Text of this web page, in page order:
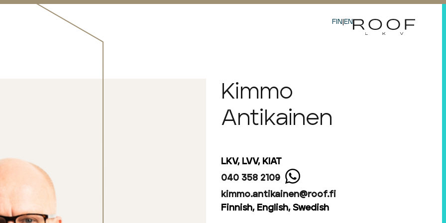
FIN EN
Kimmo
Antikainen
LKV, LVV, KIAT
040 358 2109
kimmo.antikainen@roof.fi
Finnish, English, Swedish